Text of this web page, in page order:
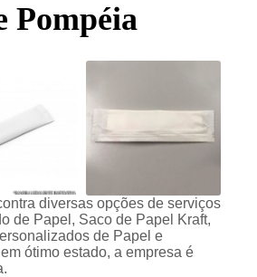
Pompéia
diversas opções de serviços
de Papel, Saco de Papel Kraft,
de Papel e
ótimo estado, a empresa é